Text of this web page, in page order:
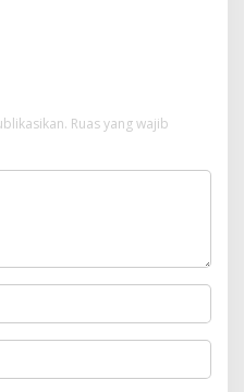
Ruas yang wajib